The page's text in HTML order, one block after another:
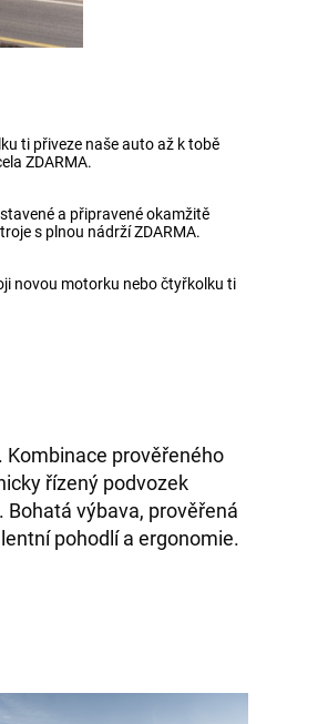
ti přiveze naše auto až k tobě
ZDARMA.
a připravené okamžitě
s plnou nádrží ZDARMA.
novou motorku nebo čtyřkolku ti
prověřeného
řízený podvozek
výbava, prověřená
pohodlí a ergonomie.